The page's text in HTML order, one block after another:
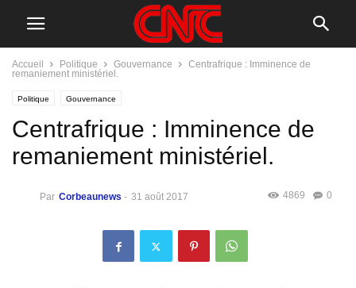
Accueil Politique Gouvernance
Centrafrique : Imminence de
remaniement ministériel.
Politique Gouvernance
Centrafrique : Imminence de
remaniement ministériel.
Par Corbeaunews - 31 août 2017 0
4869